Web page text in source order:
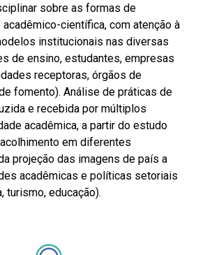
sobre as formas de
científica, com atenção à
institucionais nas diversas
de ensino, estudantes, empresas
receptoras, órgãos de
fomento). Análise de práticas de
e recebida por múltiplos
acadêmica, a partir do estudo
em diferentes
projeção das imagens de país a
acadêmicas e políticas setoriais
turismo, educação).